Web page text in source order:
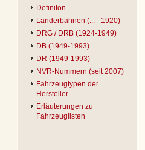
Definiton
Länderbahnen (... - 1920)
DRG / DRB (1924-1949)
DB (1949-1993)
DR (1949-1993)
NVR-Nummern (seit 2007)
Fahrzeugtypen der
Hersteller
Erläuterungen zu
Fahrzeuglisten